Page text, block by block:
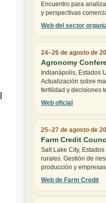
Encuentro para
y perspectivas
Web del sector
24–26 de agosto de
Agronomy
Indianápolis, Estados
Actualización sobre
fertilidad y decisiones
Web oficial
25–27 de agosto de
Farm Credit
Salt Lake City,
rurales. Gestión de
producción y
Web de Farm Credit